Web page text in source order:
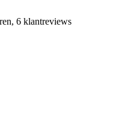
6 klantreviews